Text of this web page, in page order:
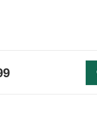
10倍